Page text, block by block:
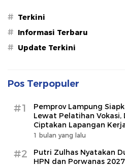
# Terkini
# Informasi Terbaru
# Update Terkini
Pos Terpopuler
#1
Pemprov Lampung
Lewat Pelatihan Vokasi,
Ciptakan Lapangan
1 bulan yang lalu
#2
Putri Zulhas Nyatakan
HPN dan Porwanas